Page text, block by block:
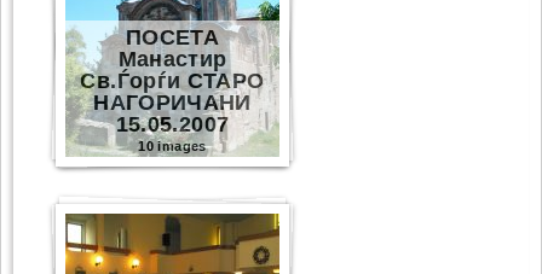
ПОСЕТА
Манастир
Св.Ѓорѓи СТАРО
НАГОРИЧАНИ
15.05.2007
10 images